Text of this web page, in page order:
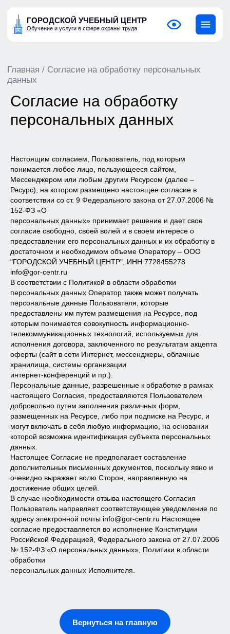
Обучение и услуги в сфере охраны труда
ГОРОДСКОЙ УЧЕБНЫЙ ЦЕНТР
Согласие на обработку
персональных данных
Настоящим согласием, Пользователь, под которым
понимается любое лицо, пользующееся сайтом,
Мессенджером или любым другим Ресурсом (далее –
Ресурс), на котором размещено настоящее согласие в
соответствии со ст. 9 Федерального закона от 27.07.2006 №
152-ФЗ «О
персональных данных» принимает решение и дает свое
согласие свободно, своей волей и в своем интересе о
предоставлении его персональных данных и их обработку в
достаточном и необходимом объеме Оператору – ООО
"ГОРОДСКОЙ УЧЕБНЫЙ ЦЕНТР", ИНН 7728455278
info@gor-centr.ru
В соответствии с Политикой в области обработки
персональных данных Оператор также может получать
персональные данные Пользователя, которые
предоставлены им путем размещения на Ресурсе, под
которым понимается совокупность информационно-
телекоммуникационных технологий, используемых для
исполнения договора, заключенного по результатам акцепта
оферты (сайт в сети Интернет, мессенджеры, облачные
хранилища, системы организации
интернет-конференций и пр.).
Персональные данные, разрешенные к обработке в рамках
настоящего Согласия, предоставляются Пользователем
добровольно путем заполнения различных форм,
размещенных на Ресурсе, либо при подписке на Ресурс, и
могут включать в себя любую информацию, на основании
которой возможна идентификация субъекта персональных
данных.
Настоящее Согласие не предполагает составление
дополнительных письменных документов, поскольку явно и
очевидно выражает волю Сторон, направленную на
достижение общих целей.
В случае необходимости отзыва настоящего Согласия
Пользователь направляет соответствующее уведомление по
адресу электронной почты info@gor-centr.ru Настоящее
согласие предоставляется во исполнение Конституции
Российской Федерацией, Федерального закона от 27.07.2006
№ 152-ФЗ «О персональных данных», Политики в области
обработки
персональных данных Исполнителя.
Вернуться на главную
ООО «Городской учебный центр»
117279, город Москва, Профсоюзная ул., д. 93а,
этаж 4 пом I ком 28
Уведомление об аккредитации
по №2344№ 6230 от 15.02.2023 года
Политика конфиденциальности